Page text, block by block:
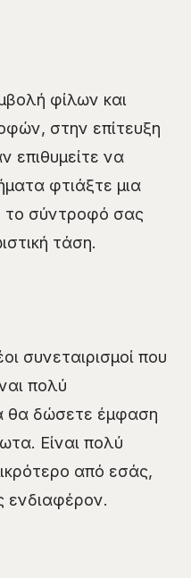
φίλων και
στην επίτευξη
επιθυμείτε να
φτιάξτε μια
το σύντροφό σας
τάση.
συνεταιρισμοί που
πολύ
θα δώσετε έμφαση
Είναι πολύ
από εσάς,
ενδιαφέρον.